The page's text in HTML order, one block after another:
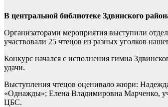
В центральной библиотеке Здвинского
Организаторами мероприятия выступили
участвовали 25 чтецов из разных уголков
Конкурс начался с исполнения гимна
удачи.
Выступления чтецов оценивало жюри:
«Однажды»; Елена Владимировна Марченко,
ЦБС.